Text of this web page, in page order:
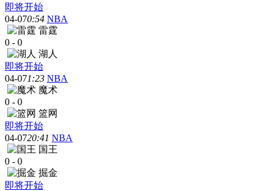
即将开始
04-070:54 NBA
雷霆
0 - 0
湖人
即将开始
04-071:23 NBA
魔术
0 - 0
篮网
即将开始
04-0720:41 NBA
国王
0 - 0
掘金
即将开始